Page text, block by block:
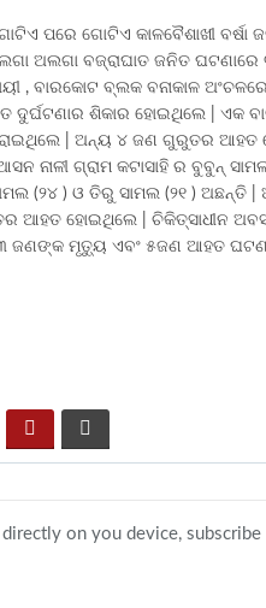
ପରେ ଗୋଟିଏ କାଳବୈଶାଖୀ
ଅଲଗା ବଜ୍ରାଘାତ ଜନିତ
, ବାରକୋଟ ବ୍ଲକ ବନାକାଳ
ଦୁର୍ଘଟଣାର ଶିକାର ହୋଇଥିଲେ | ଏକ
| ଅନ୍ୟ ୪ ଜଣ ଗୁରୁତର ଆହତ
ନାଳୀ ଗ୍ରାମ କଟାସାହି ର ବୁବୁନ୍
(୨୪ ) ଓ ତିରୁ ସାମଲ (୨୧ )
ଆହତ ହୋଇଥିଲେ | ଚିକିତ୍ସାଧୀନ
୩ ଜଣଙ୍କ ମୃତ୍ୟୁ ଏବଂ ୫ଜଣ ଆହତ
on you device, subscribe